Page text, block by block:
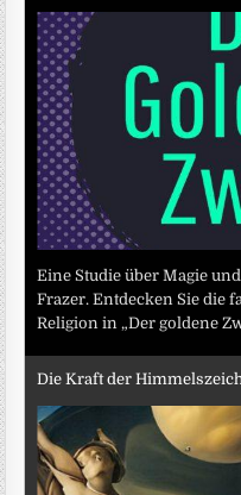
Eine Studie über Magie
Frazer. Entdecken Sie die
Religion in „Der goldene
Die Kraft der